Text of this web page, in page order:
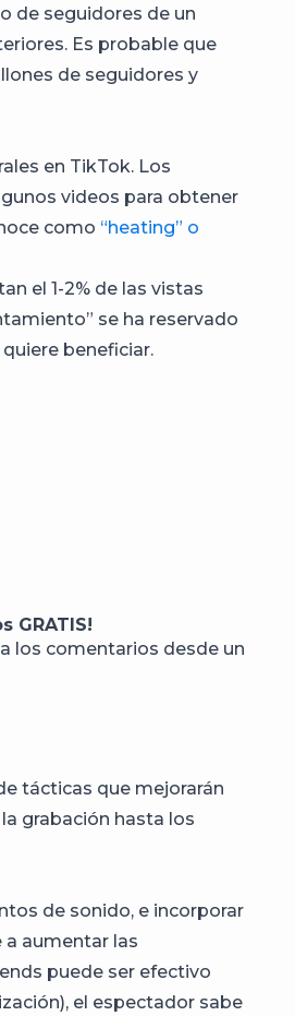
de seguidores de un
Es probable que
de seguidores y
en TikTok. Los
videos para obtener
como “heating” o
el 1-2% de las vistas
se ha reservado
beneficiar.
GRATIS!
los comentarios desde un
tácticas que mejorarán
grabación hasta los
de sonido, e incorporar
aumentar las
puede ser efectivo
el espectador sabe